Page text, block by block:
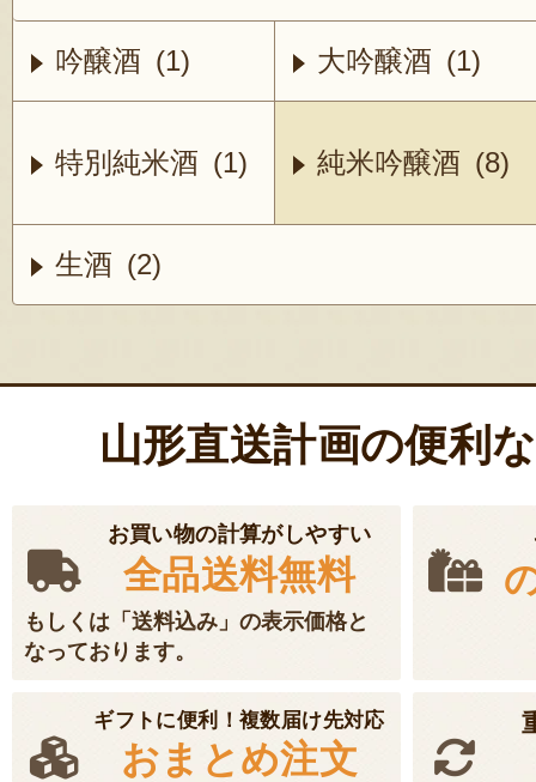
吟醸酒 (1) 大吟醸酒 (1)
特別純米酒 (1) 純米吟醸酒 (8)
生酒 (2)
山形直送計画の便利
お買い物の計算がしやすい
全品送料無料
もしくは「送料込み」の表示価格と
なっております。
ギフトに便利！複数届け先対応
おまとめ注文